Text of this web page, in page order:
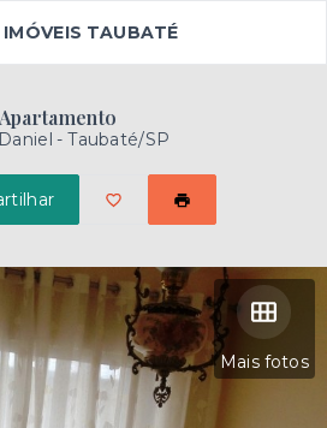
TAUBATÉ
Apartamento
- Taubaté/SP
Mais fotos